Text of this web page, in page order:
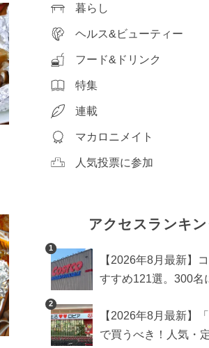
暮らし
ヘルス&ビューティー
フード&ドリンク
特集
連載
マカロニメイト
人気投票に参加
アクセスランキ
1
【2026年8月最新】
すすめ121選。300名
め商品も
2
【2026年8月最新】
で買うべき！人気・